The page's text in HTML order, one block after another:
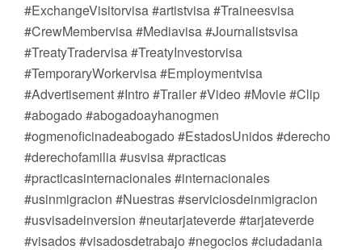
#ExchangeVisitorvisa #artistvisa #Traineesvisa
#CrewMembervisa #Mediavisa #Journalistsvisa
#TreatyTradervisa #TreatyInvestorvisa
#TemporaryWorkervisa #Employmentvisa
#Advertisement #Intro #Trailer #Video #Movie #Clip
#abogado #abogadoayhanogmen
#ogmenoficinadeabogado #EstadosUnidos #derecho
#derechofamilia #usvisa #practicas
#practicasinternacionales #internacionales
#usinmigracion #Nuestras #serviciosdeinmigracion
#usvisadeinversion #neutarjateverde #tarjateverde
#visados #visadosdetrabajo #negocios #ciudadania